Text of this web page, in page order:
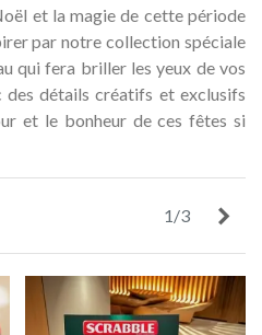
et la magie de cette période
par notre collection spéciale
qui fera briller les yeux de vos
des détails créatifs et exclusifs
et le bonheur de ces fêtes si
1/3
149,00 €
Afficher plus